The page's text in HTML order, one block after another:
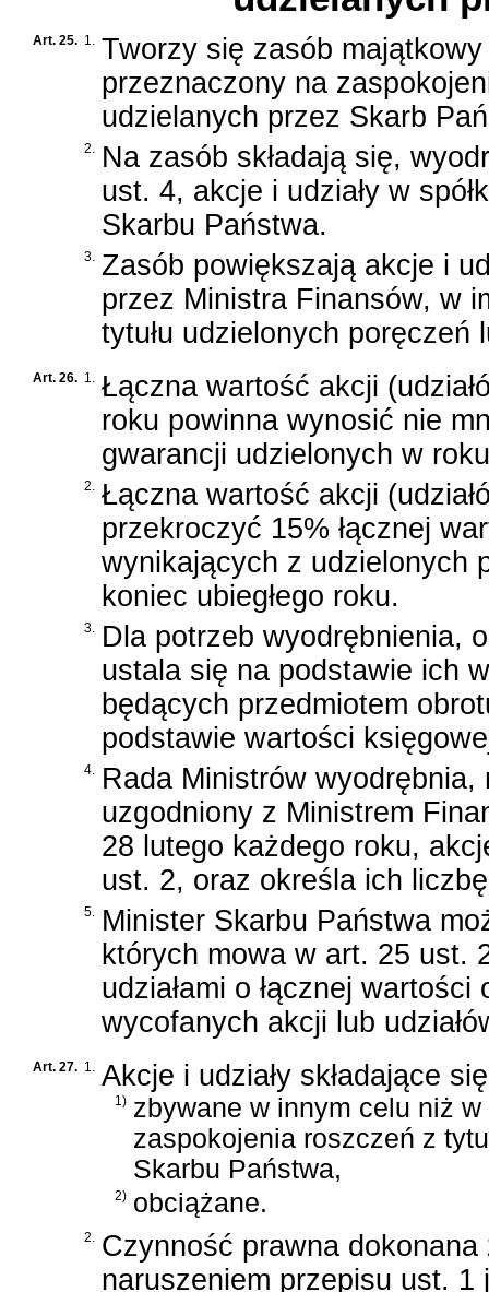
Art. 25. 1.
Tworzy się zasób
przeznaczony na
udzielanych przez Skarb
2.
Na zasób składają się,
ust. 4, akcje i udziały w
Skarbu Państwa.
3.
Zasób powiększają akcje i
przez Ministra Finansów, w
tytułu udzielonych poręczeń
Art. 26. 1.
Łączna wartość akcji
roku powinna wynosić nie
gwarancji udzielonych w
2.
Łączna wartość akcji
przekroczyć 15% łącznej
wynikających z udzielonych
koniec ubiegłego roku.
3.
Dla potrzeb wyodrębnienia,
ustala się na podstawie ich
będących przedmiotem
podstawie wartości
4.
Rada Ministrów
uzgodniony z Ministrem
28 lutego każdego roku,
ust. 2, oraz określa ich
5.
Minister Skarbu Państwa
których mowa w art. 25 ust.
udziałami o łącznej
wycofanych akcji lub
Art. 27. 1. Akcje i udziały składające
1) zbywane w innym celu niż
zaspokojenia roszczeń z
Skarbu Państwa,
2) obciążane.
2. Czynność prawna dokonana
naruszeniem przepisu ust. 1